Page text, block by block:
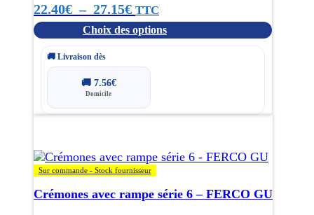
22.40€ – 27.15€Plage
de
à
TTC
Choix des options
peuvent
être
choisies
sur
produit
🚚 Livraison dès
🚚 7.56€
Domicile
Sur commande - Stock fournisseur
Crémones avec rampe série 6 – FERCO GU
a
plusieurs
variations.
Les